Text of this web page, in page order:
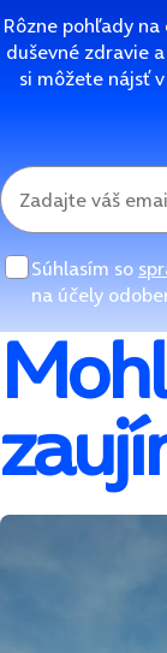
Rôzne pohľady
duševné zdravie
si môžete nájsť
Súhlasím so
na účely